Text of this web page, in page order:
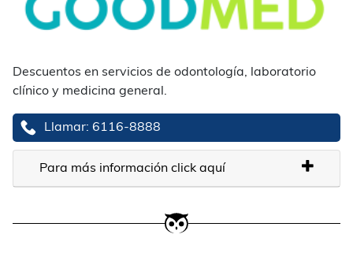
Descuentos en servicios de odontología, laboratorio
clínico y medicina general.
Llamar: 6116-8888
Para más información click aquí